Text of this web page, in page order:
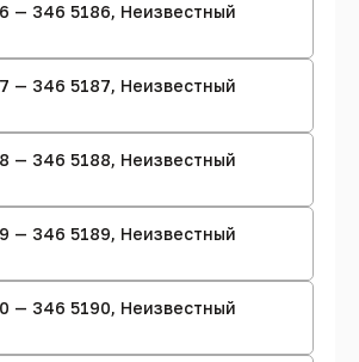
— 346 5186, Неизвестный
— 346 5187, Неизвестный
— 346 5188, Неизвестный
— 346 5189, Неизвестный
— 346 5190, Неизвестный